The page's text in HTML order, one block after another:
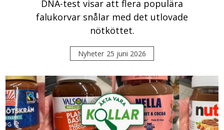
DNA-test visar att flera populära
falukorvar snålar med det utlovade
nötköttet.
Nyheter 25 juni 2026